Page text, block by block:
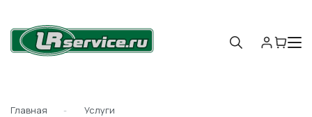
Главная
Услуги